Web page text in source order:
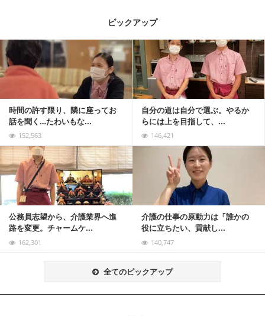
ピックアップ
時間の許す限り、隣に座ってお
話を聞く…たわいもな...
152,563
自分の道は自分で選ぶ。やるか
らには上を目指して、...
146,421
記事を読む
公務員志望から、介護業界へ進
路を変更。チャームケ...
162,301
介護の仕事の原動力は「誰かの
役に立ちたい、貢献し...
140,747
記事を読む
全てのピックアップ